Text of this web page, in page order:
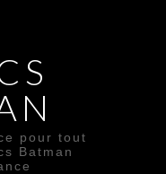
pour tout
Batman